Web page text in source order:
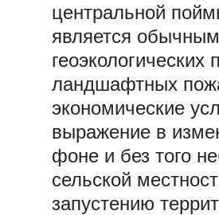
центральной
является
ландшафтных
экономические
выражение в
фоне и без того
сельской
запустению